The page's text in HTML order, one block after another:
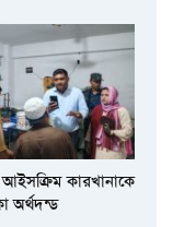
আইসক্রিম কারখানাকে
অর্থদন্ড